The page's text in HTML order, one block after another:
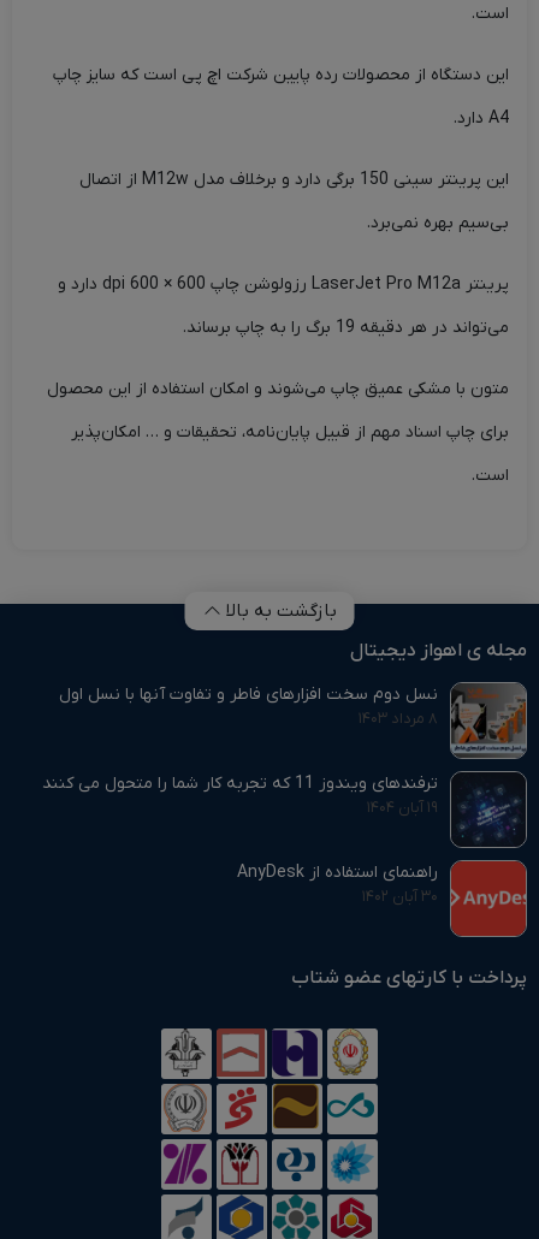
است.
این دستگاه از محصولات رده پایین شرکت اچ پی است که سایز چاپ
A4 دارد.
این پرینتر سینی 150 برگی دارد و برخلاف مدل M12w از اتصال
بی‌سیم بهره نمی‌برد.
پرینتر LaserJet Pro M12a رزولوشن چاپ 600 × 600 dpi دارد و
می‌تواند در هر دقیقه 19 برگ را به چاپ برساند.
متون با مشکی عمیق چاپ می‌شوند و امکان استفاده از این محصول
برای چاپ اسناد مهم از قبیل پایان‌نامه، تحقیقات و … امکان‌پذیر
است.
بازگشت به بالا
مجله ی اهواز دیجیتال
نسل دوم سخت افزارهای فاطر و تفاوت آنها با نسل اول
۸ مرداد ۱۴۰۳
ترفندهای ویندوز 11 که تجربه کار شما را متحول می‌ کنند
۱۹ آبان ۱۴۰۴
راهنمای استفاده از AnyDesk
۳۰ آبان ۱۴۰۲
پرداخت با کارتهای عضو شتاب